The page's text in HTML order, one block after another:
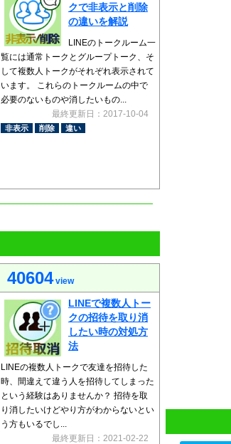
クで非表示と削除
の違いを解説
LINEのトークルーム一
覧には通常トークとグループトーク、そ
して複数人トークがそれぞれ表示されて
います。 これらのトークルームの中で
必要のないものや消したいもの...
最終更新日：2017-10-04
非表示 削除 違い
40604view
LINEで複数人トー
クの招待を取り消
したい時の対処方
法
LINEの複数人トークで友達を招待した
時、間違えて違う人を招待してしまった
という経験はありませんか？ 招待を取
り消したいけどやり方がわからないとい
う方もいるでし...
最終更新日：2021-02-22